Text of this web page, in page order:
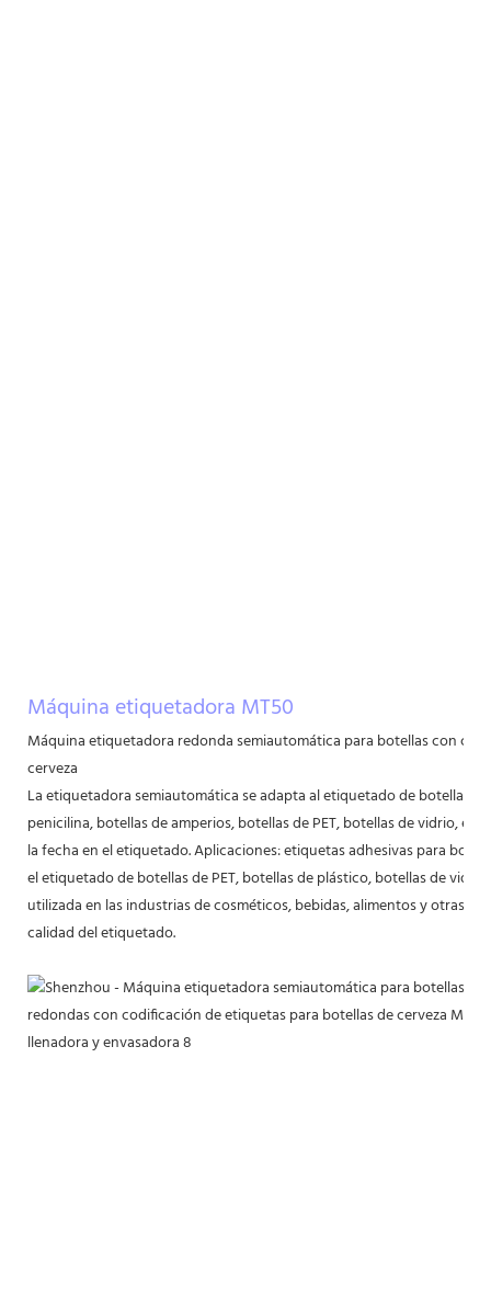
Máquina etiquetadora MT50
Máquina etiquetadora redonda semiautomática para botellas con
cerveza
La etiquetadora semiautomática se adapta al etiquetado de botellas
penicilina, botellas de amperios, botellas de PET, botellas de vidrio,
la fecha en el etiquetado. Aplicaciones: etiquetas adhesivas para
el etiquetado de botellas de PET, botellas de plástico, botellas de
utilizada en las industrias de cosméticos, bebidas, alimentos y otras,
calidad del etiquetado.